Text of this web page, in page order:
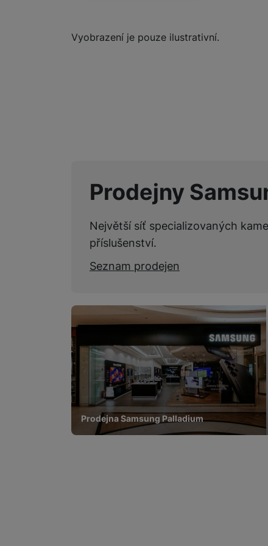
Marketingové cookies
Vyobrazení je pouze ilustrativní.
Prodejny
Největší síť specializovaných
příslušenství.
Seznam prodejen
Prodejna Samsung Palladium